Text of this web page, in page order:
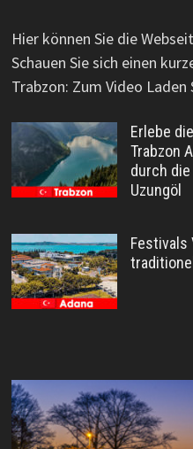
Hier können Sie die
Schauen Sie sich einen
Trabzon: Zum Video
Erlebe
Trabzon
durch
Uzungöl
Festivals